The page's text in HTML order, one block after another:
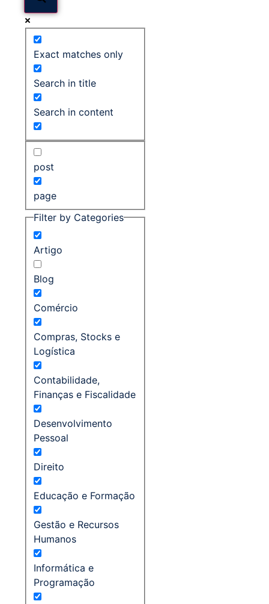
Exact matches only
Search in title
Search in content
post
page
Filter by Categories
Artigo
Blog
Comércio
Compras, Stocks e
Logística
Contabilidade,
Finanças e Fiscalidade
Desenvolvimento
Pessoal
Direito
Educação e Formação
Gestão e Recursos
Humanos
Informática e
Programação